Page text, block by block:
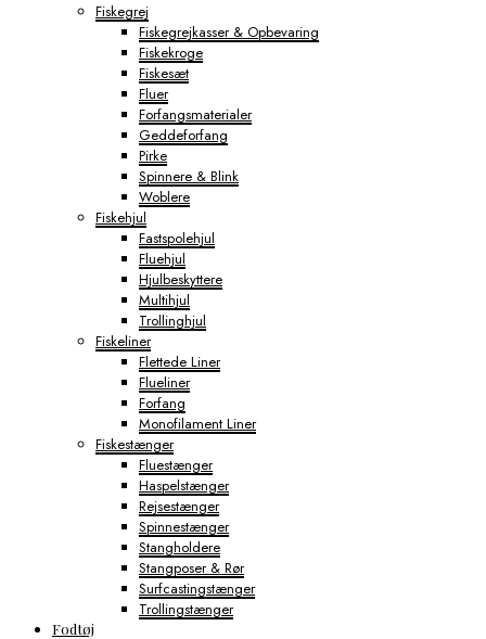
Fiskegrej
Fiskegrejkasser & Opbevaring
Fiskekroge
Fiskesæt
Fluer
Forfangsmaterialer
Geddeforfang
Pirke
Spinnere & Blink
Woblere
Fiskehjul
Fastspolehjul
Fluehjul
Hjulbeskyttere
Multihjul
Trollinghjul
Fiskeliner
Flettede Liner
Flueliner
Forfang
Monofilament Liner
Fiskestænger
Fluestænger
Haspelstænger
Rejsestænger
Spinnestænger
Stangholdere
Stangposer & Rør
Surfcastingstænger
Trollingstænger
Fodtøj